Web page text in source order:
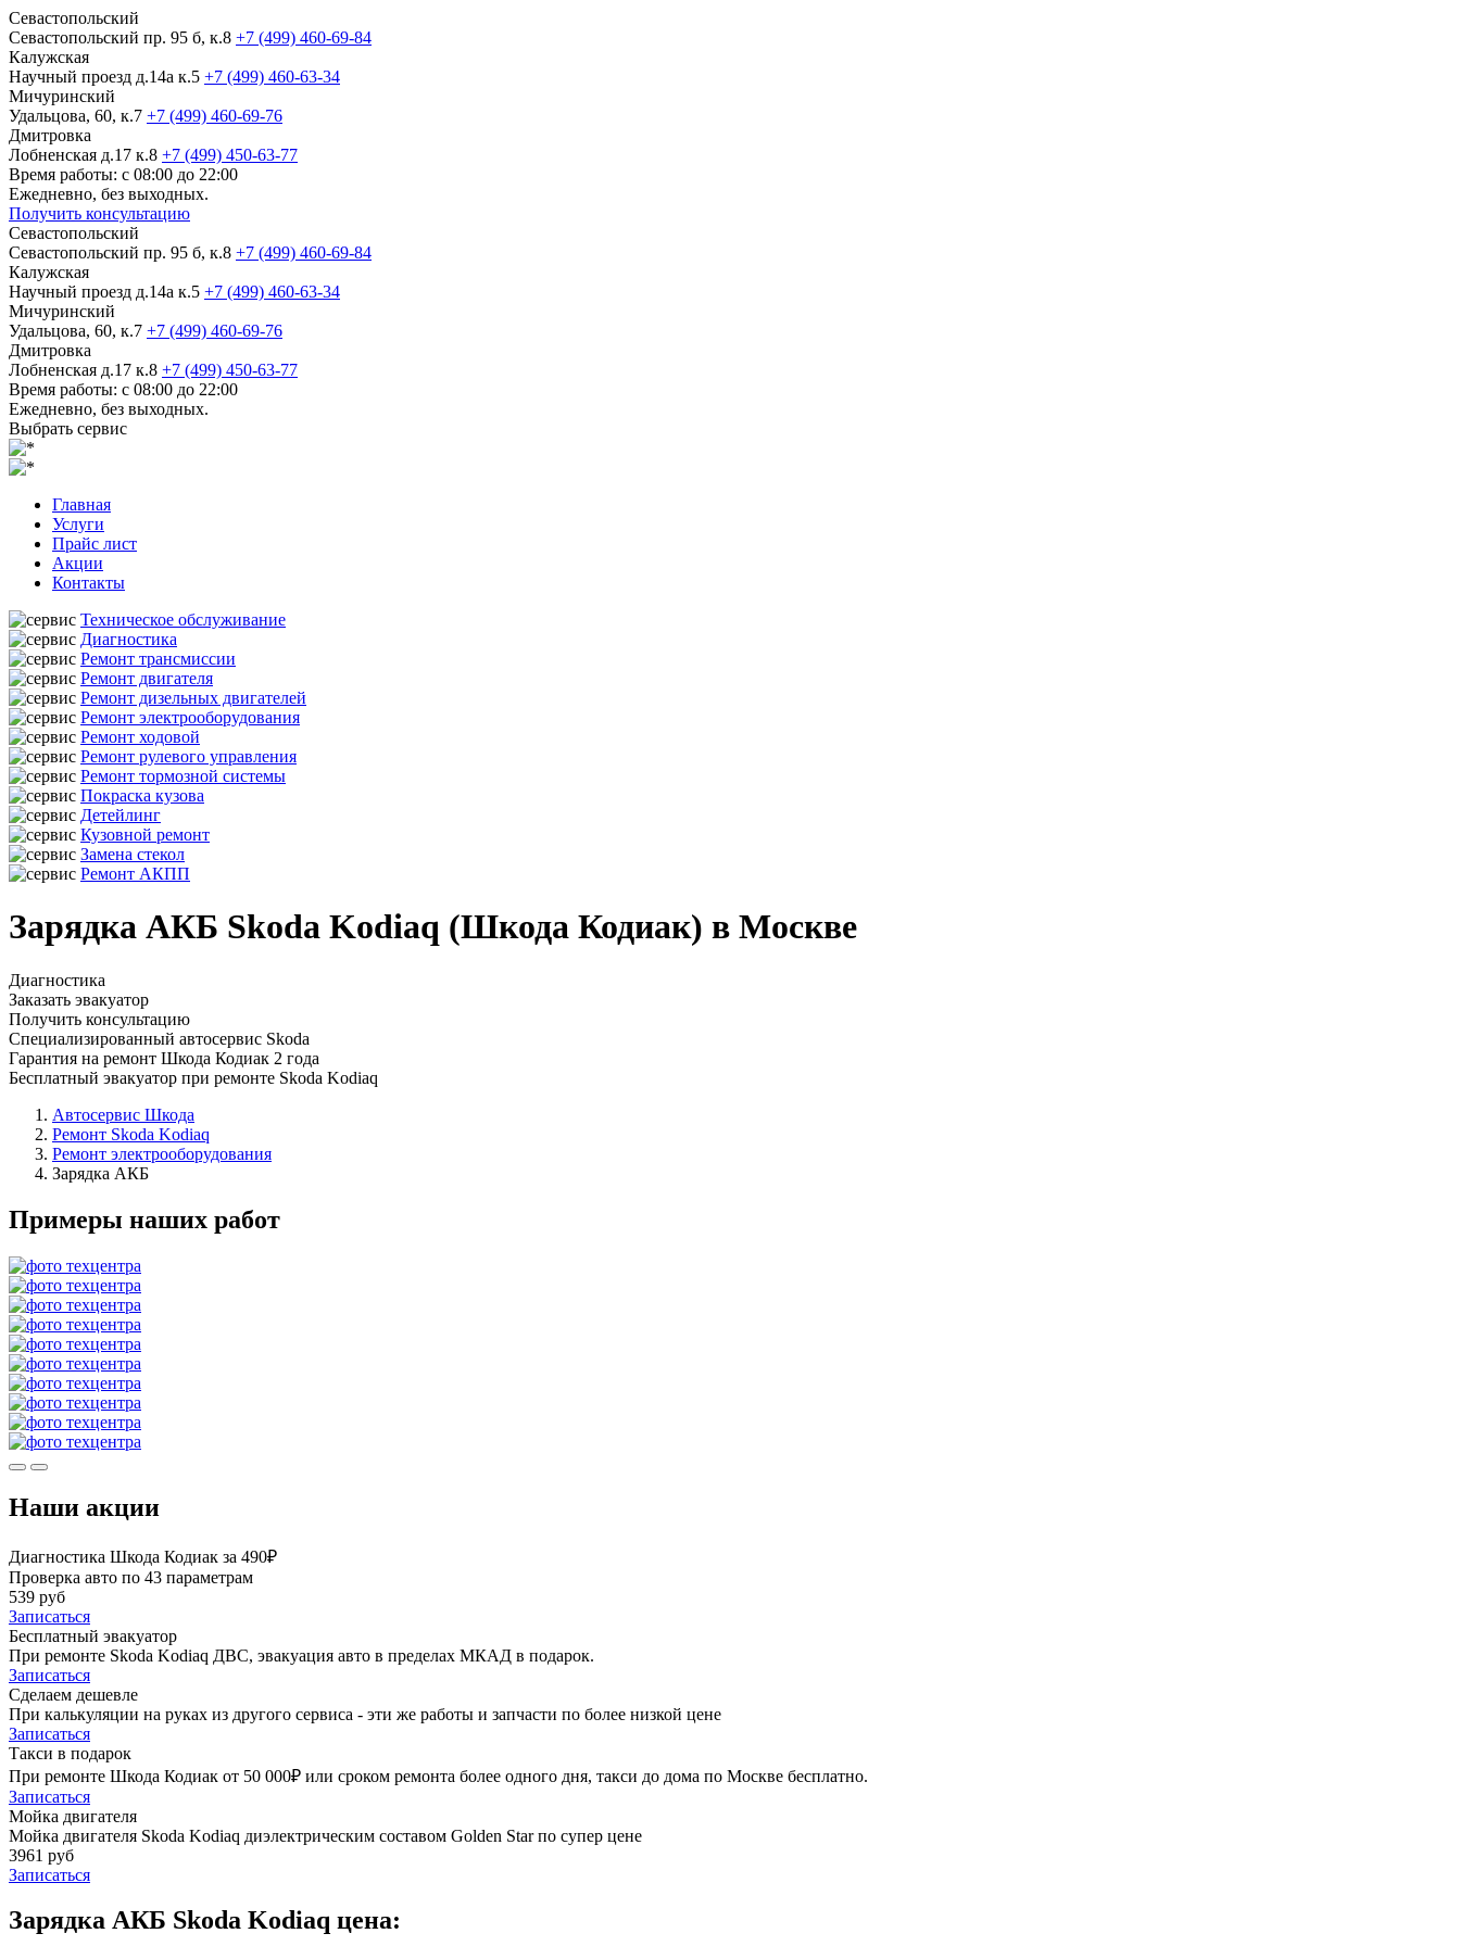
Севастопольский
Севастопольский пр. 95 б, к.8 +7 (499) 460-69-84
Калужская
Научный проезд д.14а к.5 +7 (499) 460-63-34
Мичуринский
Удальцова, 60, к.7 +7 (499) 460-69-76
Дмитровка
Лобненская д.17 к.8 +7 (499) 450-63-77
Время работы: с 08:00 до 22:00
Ежедневно, без выходных.
Получить консультацию
Севастопольский
Севастопольский пр. 95 б, к.8 +7 (499) 460-69-84
Калужская
Научный проезд д.14а к.5 +7 (499) 460-63-34
Мичуринский
Удальцова, 60, к.7 +7 (499) 460-69-76
Дмитровка
Лобненская д.17 к.8 +7 (499) 450-63-77
Время работы: с 08:00 до 22:00
Ежедневно, без выходных.
Выбрать сервис
Главная
Услуги
Прайс лист
Акции
Контакты
Техническое обслуживание
Диагностика
Ремонт трансмиссии
Ремонт двигателя
Ремонт дизельных двигателей
Ремонт электрооборудования
Ремонт ходовой
Ремонт рулевого управления
Ремонт тормозной системы
Покраска кузова
Детейлинг
Кузовной ремонт
Замена стекол
Ремонт АКПП
Зарядка АКБ Skoda Kodiaq (Шкода Кодиак) в Москве
Диагностика
Заказать эвакуатор
Получить консультацию
Специализированный автосервис Skoda
Гарантия на ремонт Шкода Кодиак 2 года
Бесплатный эвакуатор при ремонте Skoda Kodiaq
Автосервис Шкода
Ремонт Skoda Kodiaq
Ремонт электрооборудования
Зарядка АКБ
Примеры наших работ
Наши акции
Диагностика Шкода Кодиак за 490₽
Проверка авто по 43 параметрам
539 руб
Записаться
Бесплатный эвакуатор
При ремонте Skoda Kodiaq ДВС, эвакуация авто в пределах МКАД в подарок.
Записаться
Сделаем дешевле
При калькуляции на руках из другого сервиса - эти же работы и запчасти по более низкой цене
Записаться
Такси в подарок
При ремонте Шкода Кодиак от 50 000₽ или сроком ремонта более одного дня, такси до дома по Москве бесплатно.
Записаться
Мойка двигателя
Мойка двигателя Skoda Kodiaq диэлектрическим составом Golden Star по супер цене
3961 руб
Записаться
Зарядка АКБ Skoda Kodiaq цена: